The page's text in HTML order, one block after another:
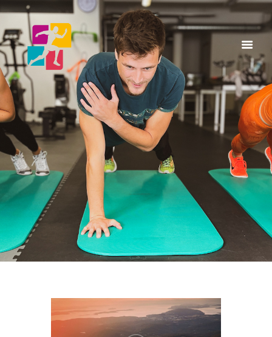
Home
A Propos
Services
Articles & Posts
Infos & Tarifs
Contacts